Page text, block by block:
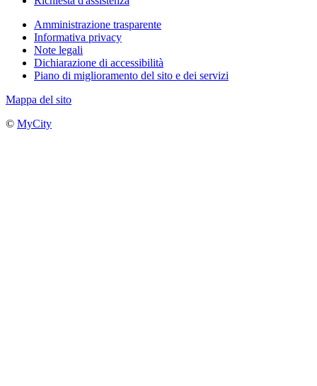
Amministrazione trasparente
Informativa privacy
Note legali
Dichiarazione di accessibilità
Piano di miglioramento del sito e dei servizi
Mappa del sito
© MyCity